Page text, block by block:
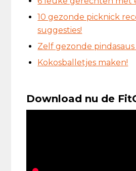
10 gezonde picknick
suggesties!
Zelf gezonde pindasaus
Kokosballetjes maken!
Download nu de